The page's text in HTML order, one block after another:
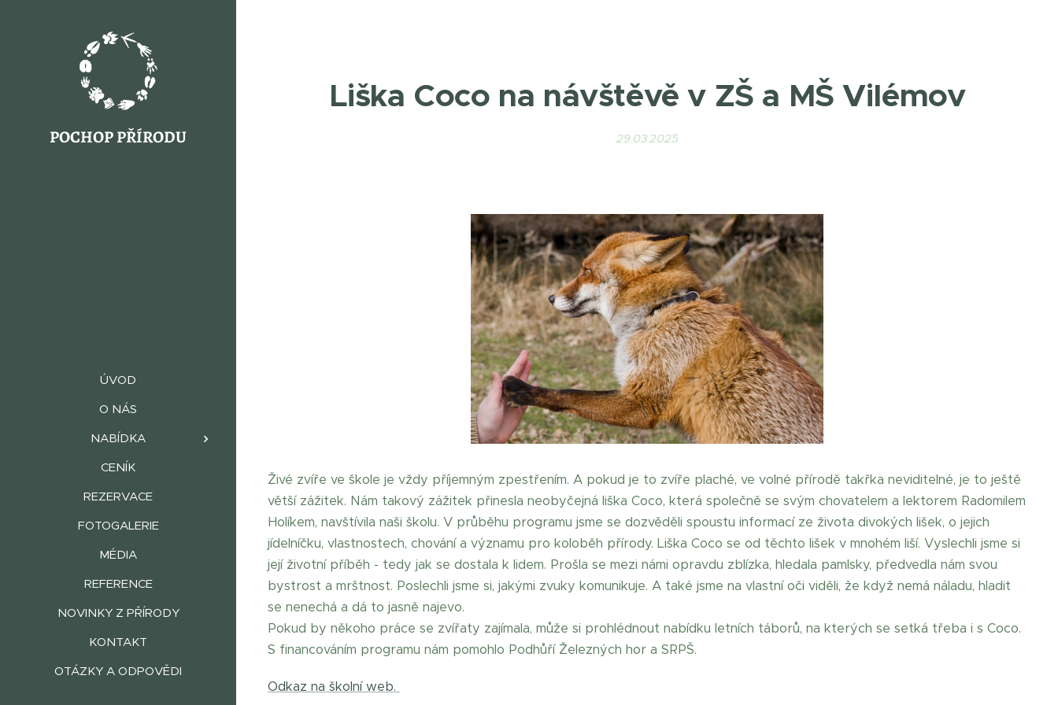
POCHOP PŘÍRODU
ÚVOD
O NÁS
NABÍDKA
CENÍK
REZERVACE
FOTOGALERIE
MÉDIA
REFERENCE
NOVINKY Z PŘÍRODY
KONTAKT
OTÁZKY A ODPOVĚDI
Liška Coco na návštěvě v ZŠ a MŠ Vilémov
29.03.2025
Živé zvíře ve škole je vždy příjemným zpestřením. A pokud je to zvíře plaché, ve volné přírodě takřka neviditelné, je to ještě
větší zážitek. Nám takový zážitek přinesla neobyčejná liška Coco, která společně se svým chovatelem a lektorem Radomilem
Holíkem, navštívila naši školu. V průběhu programu jsme se dozvěděli spoustu informací ze života divokých lišek, o jejich
jídelníčku, vlastnostech, chování a významu pro koloběh přírody. Liška Coco se od těchto lišek v mnohém liší. Vyslechli jsme si
její životní příběh - tedy jak se dostala k lidem. Prošla se mezi námi opravdu zblízka, hledala pamlsky, předvedla nám svou
bystrost a mrštnost. Poslechli jsme si, jakými zvuky komunikuje. A také jsme na vlastní oči viděli, že když nemá náladu, hladit
se nenechá a dá to jasně najevo.
Pokud by někoho práce se zvířaty zajímala, může si prohlédnout nabídku letních táborů, na kterých se setká třeba i s Coco.
S financováním programu nám pomohlo Podhůří Železných hor a SRPŠ.
Odkaz na školní web.